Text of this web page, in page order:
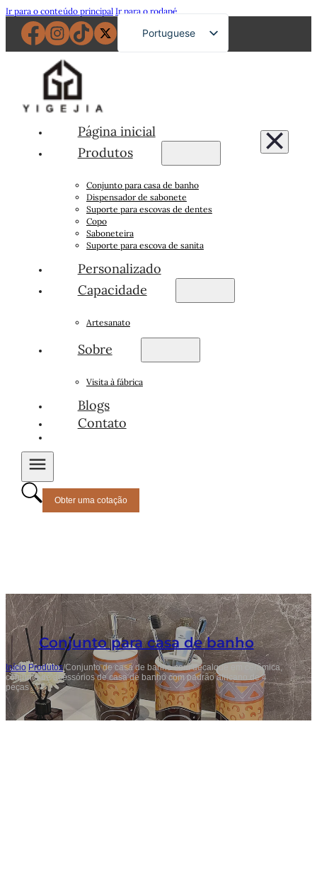
Ir para o conteúdo principal Ir para o rodapé
Portuguese
English
Russian
Arabic
Página inicial
Produtos
Conjunto para casa de banho
Dispensador de sabonete
Suporte para escovas de dentes
Copo
Saboneteira
Suporte para escova de sanita
Personalizado
Capacidade
Artesanato
Sobre
Visita à fábrica
Blogs
Contato
Obter uma cotação
Conjunto para casa de banho
Início Produtos/Conjunto de casa de banho com decalque em cerâmica,
conjunto de acessórios de casa de banho com padrão africano de 4
peças